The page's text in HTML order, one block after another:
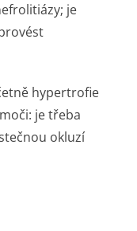
je
hypertrofie
je třeba
okluzí